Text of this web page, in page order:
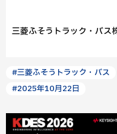
三菱ふそうトラック・バ
#三菱ふそうトラック・バス
#2025年10月22日